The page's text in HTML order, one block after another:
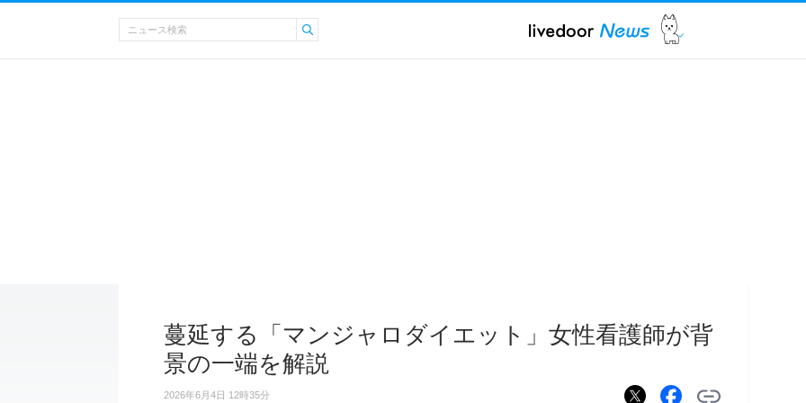
蔓延する「マンジャロダイエット」女性看護師が背
景の一端を解説
2026年6月4日 12時35分